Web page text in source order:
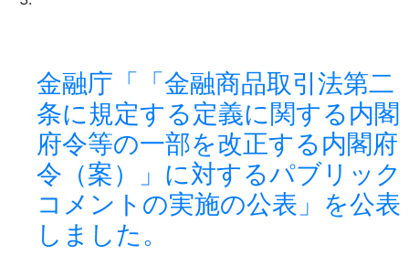
金融庁「「金融商品取引法第二
条に規定する定義に関する内閣
府令等の一部を改正する内閣府
令（案）」に対するパブリック
コメントの実施の公表」を公表
しました。